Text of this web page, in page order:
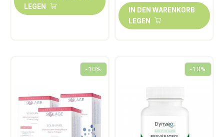
LEGEN
IN DEN WARENKORB
LEGEN
-10% -10%